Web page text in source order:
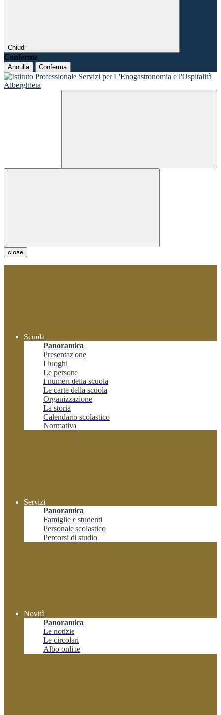
Chiudi
Conferma
Annulla Conferma
close
Scuola
Panoramica
Presentazione
I luoghi
Le persone
I numeri della scuola
Le carte della scuola
Organizzazione
La storia
Calendario scolastico
Normativa
Servizi
Panoramica
Famiglie e studenti
Personale scolastico
Percorsi di studio
Novità
Panoramica
Le notizie
Le circolari
Albo online